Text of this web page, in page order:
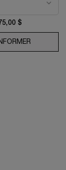
$
WHEN